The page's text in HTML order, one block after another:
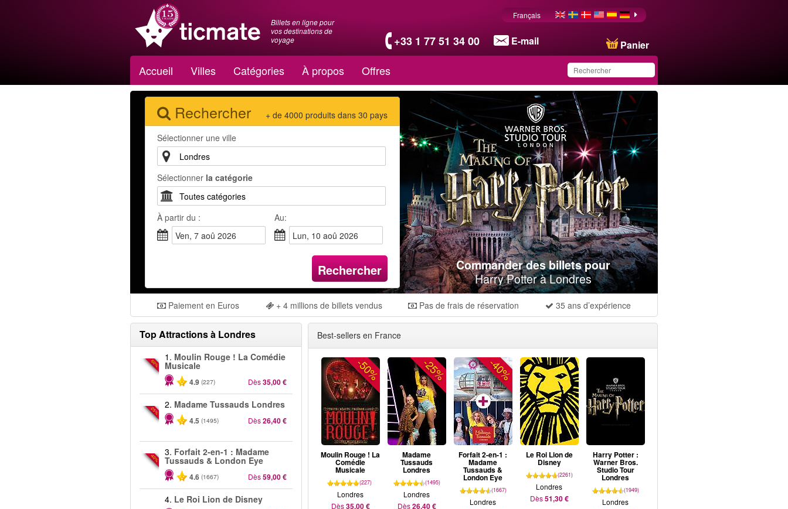
Billets en ligne pour
vos destinations de
voyage
+33 1 77 51 34 00 E-mail Panier
Français
Accueil Villes Catégories À propos Offres
Ce produit a été
sauvegardé dans votre
liste.
Rechercher
+ de 4000 produits dans 30 pays
Sélectionner une ville
Sélectionner la catégorie
À partir du :
ven, 7 aoû 2026
Au:
lun, 10 aoû 2026
Rechercher Commander des billets pour
Harry Potter à Londres
Paiement en Euros + 4 millions de billets vendus Pas de frais de réservation 35 ans d’expérience
Top Attractions à Londres
-50%
1. Moulin Rouge ! La Comédie
Musicale
4.9 (227) Dès35,00 €
-25%
2. Madame Tussauds Londres
4.5 (1495) Dès26,40 €
-40%
3. Forfait 2-en-1 : Madame
Tussauds & London Eye
4.6 (1667) Dès59,00 €
4. Le Roi Lion de Disney
Best-sellers en France
-50%
Moulin Rouge ! La
Comédie
Musicale
(227)
Londres
Dès35,00 €
-25%
Madame
Tussauds
Londres
(1495)
Londres
Dès26,40 €
-40%
Forfait 2-en-1 :
Madame
Tussauds &
London Eye
(1667)
Londres
Le Roi Lion de
Disney
(2261)
Londres
Dès 51,30 €
Harry Potter :
Warner Bros.
Studio Tour
Londres
(1949)
Londres